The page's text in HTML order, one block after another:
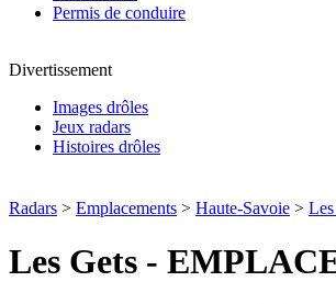
Permis de conduire
Divertissement
Images drôles
Jeux radars
Histoires drôles
Radars > Emplacements > Haute-Savoie >
Les Gets -